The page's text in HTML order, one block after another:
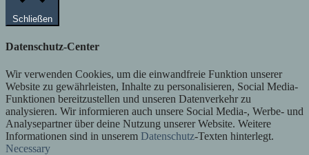
Schließen
Datenschutz-Center
Wir verwenden Cookies, um die einwandfreie Funktion unserer
Website zu gewährleisten, Inhalte zu personalisieren, Social Media-
Funktionen bereitzustellen und unseren Datenverkehr zu
analysieren. Wir informieren auch unsere Social Media-, Werbe- und
Analysepartner über deine Nutzung unserer Website. Weitere
Informationen sind in unserem Datenschutz-Texten hinterlegt.
Necessary